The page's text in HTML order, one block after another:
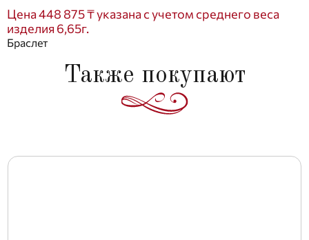
Цена 448 875 ₸ указана с учетом среднего веса
изделия 6,65г.
Браслет
Также покупают